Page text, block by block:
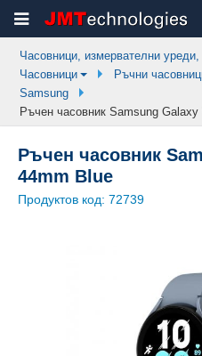
Часовници, измервателни
Часовници
Ръчни
Samsung
Ръчен часовник Samsung
Ръчен часовник
44mm Blue
Продуктов код: 72739